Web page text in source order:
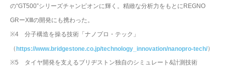
の“GT500”シリーズチャンピオンに輝く。精緻な分析力をもとにREGNO
GRーXⅢの開発にも携わった。
※4 分子構造を操る技術「ナノプロ・テック」
（https://www.bridgestone.co.jp/technology_innovation/nanopro-tech/）
※5 タイヤ開発を支えるブリヂストン独自のシミュレート&計測技術